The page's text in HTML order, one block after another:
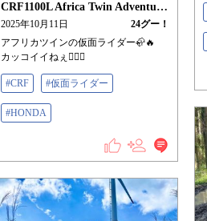
CRF1100L Africa Twin Adventure Sports/ES
2025年10月11日 24グー！
アフリカツインの仮面ライダー🦣🔥
カッコイイねぇ👍🏻✨
#CRF #仮面ライダー
#HONDA